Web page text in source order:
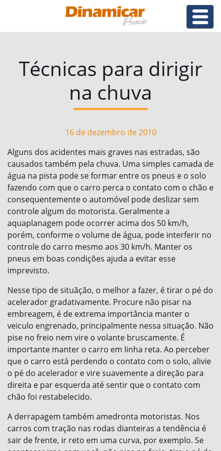
Técnicas para dirigir
na chuva
16 de dezembro de 2010
Alguns dos acidentes mais graves nas estradas, são
causados também pela chuva. Uma simples camada de
água na pista pode se formar entre os pneus e o solo
fazendo com que o carro perca o contato com o chão e
consequentemente o automóvel pode deslizar sem
controle algum do motorista. Geralmente a
aquaplanagem pode ocorrer acima dos 50 km/h,
porém, conforme o volume de água, pode interferir no
controle do carro mesmo aos 30 km/h. Manter os
pneus em boas condições ajuda a evitar esse
imprevisto.
Nesse tipo de situãção, o melhor a fazer, é tirar o pé do
acelerador gradativamente. Procure não pisar na
embreagem, é de extrema importância manter o
veiculo engrenado, principalmente nessa situação. Não
pise no freio nem vire o volante bruscamente. É
importante manter o carro em linha reta. Ao perceber
que o carro está perdendo o contato com o solo, alivie
o pé do acelerador e vire suavemente a direção para
direita e par esquerda até sentir que o contato com
chão foi restabelecido.
A derrapagem também amedronta motoristas. Nos
carros com tração nas rodas dianteiras a tendência é
sair de frente, ir reto em uma curva, por exemplo. Se